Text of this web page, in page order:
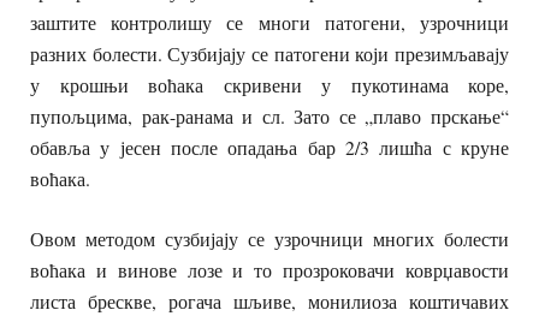
заштите контролишу се многи патогени, узрочници
разних болести. Сузбијају се патогени који презимљавају
у крошњи воћака скривени у пукотинама коре,
пупољцима, рак-ранама и сл. Зато се „плаво прскање“
обавља у јесен после опадања бар 2/3 лишћа с круне
воћака.
Овом методом сузбијају се узрочници многих болести
воћака и винове лозе и то прозроковачи коврџавости
листа брескве, рогача шљиве, монилиоза коштичавих